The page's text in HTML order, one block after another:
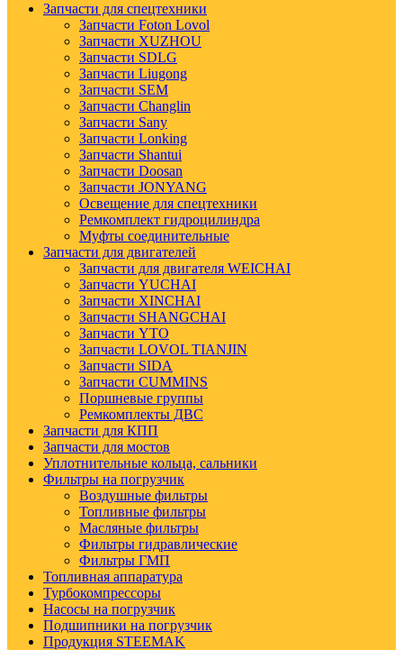
Запчасти для спецтехники
Запчасти Foton Lovol
Запчасти XUZHOU
Запчасти SDLG
Запчасти Liugong
Запчасти SEM
Запчасти Changlin
Запчасти Sany
Запчасти Lonking
Запчасти Shantui
Запчасти Doosan
Запчасти JONYANG
Освещение для спецтехники
Ремкомплект гидроцилиндра
Муфты соединительные
Запчасти для двигателей
Запчасти для двигателя WEICHAI
Запчасти YUCHAI
Запчасти XINCHAI
Запчасти SHANGCHAI
Запчасти YTO
Запчасти LOVOL TIANJIN
Запчасти SIDA
Запчасти CUMMINS
Поршневые группы
Ремкомплекты ДВС
Запчасти для КПП
Запчасти для мостов
Уплотнительные кольца, сальники
Фильтры на погрузчик
Воздушные фильтры
Топливные фильтры
Масляные фильтры
Фильтры гидравлические
Фильтры ГМП
Топливная аппаратура
Турбокомпрессоры
Насосы на погрузчик
Подшипники на погрузчик
Продукция STEEMAK